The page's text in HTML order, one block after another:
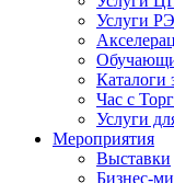
Услуги
Каталоги
Час с
Услуги
Мероприятия
Выставки
Бизнес-